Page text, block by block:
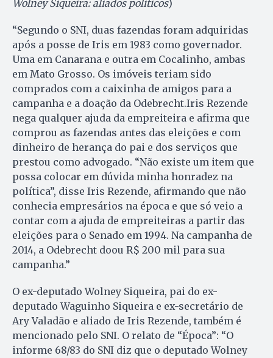
Wolney Siqueira: aliados políticos)
“Segundo o SNI, duas fazendas foram adquiridas
após a posse de Iris em 1983 como governador.
Uma em Canarana e outra em Cocalinho, ambas
em Mato Grosso. Os imóveis teriam sido
comprados com a caixinha de amigos para a
campanha e a doação da Odebrecht.Iris Rezende
nega qualquer ajuda da empreiteira e afirma que
comprou as fazendas antes das eleições e com
dinheiro de herança do pai e dos serviços que
prestou como advogado. “Não existe um item que
possa colocar em dúvida minha honradez na
política”, disse Iris Rezende, afirmando que não
conhecia empresários na época e que só veio a
contar com a ajuda de empreiteiras a partir das
eleições para o Senado em 1994. Na campanha de
2014, a Odebrecht doou R$ 200 mil para sua
campanha.”
O ex-deputado Wolney Siqueira, pai do ex-
deputado Waguinho Siqueira e ex-secretário de
Ary Valadão e aliado de Iris Rezende, também é
mencionado pelo SNI. O relato de “Época”: “O
informe 68/83 do SNI diz que o deputado Wolney